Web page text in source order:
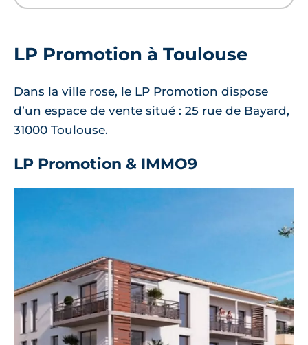
LP Promotion à Toulouse
Dans la ville rose, le LP Promotion dispose
d’un espace de vente situé : 25 rue de Bayard,
31000 Toulouse.
LP Promotion & IMMO9